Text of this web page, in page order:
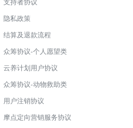
隐私政策
结算及退款流程
众筹协议-个人愿望类
云养计划用户协议
众筹协议-动物救助类
用户注销协议
摩点定向营销服务协议